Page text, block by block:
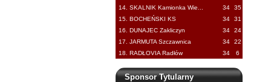
14. SKALNIK Kamionka Wie...
34
35
15. BOCHEŃSKI KS
34
31
16. DUNAJEC Zakliczyn
34
24
17. JARMUTA Szczawnica
34
22
18. RADŁOVIA Radłów
34 6
Sponsor Tytularny